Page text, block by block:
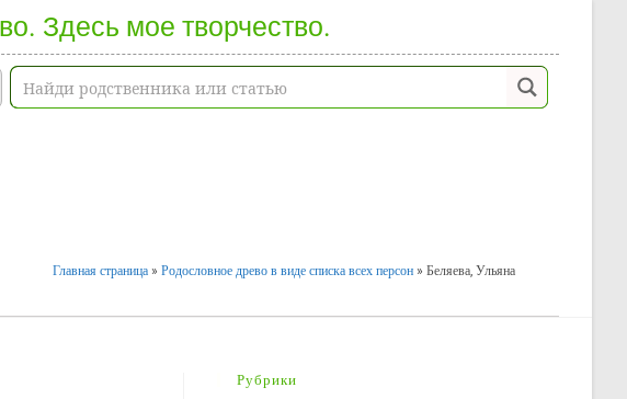
Здесь мое творчество.
Главная страница » Родословное древо в виде списка всех персон » Беляева, Ульяна
Рубрики